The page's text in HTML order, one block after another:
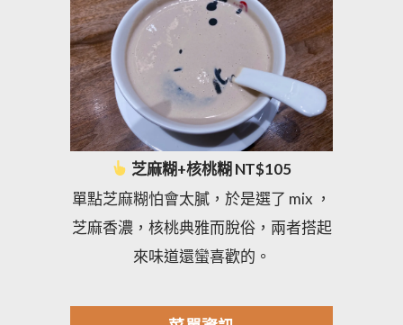
芝麻糊+核桃糊 NT$105
單點芝麻糊怕會太膩，於是選了 mix ，
芝麻香濃，核桃典雅而脫俗，兩者搭起
來味道還蠻喜歡的。